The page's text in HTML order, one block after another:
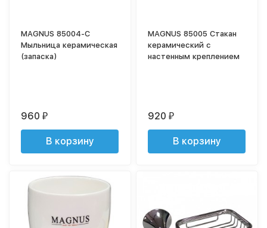
MAGNUS 85004-C
Мыльница керамическая
(запаска)
960₽
В корзину
MAGNUS 85005 Стакан
керамический с
настенным креплением
920₽
В корзину